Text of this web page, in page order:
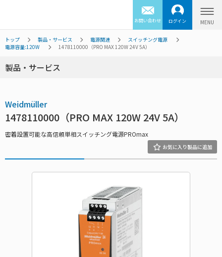
お問い合わせ ログイン
トップ 製品・サービス 電源関連
スイッチング電源
電源容量:120W
1478110000（PRO MAX 120W 24V 5A）
製品・サービス
Weidmüller
1478110000（PRO MAX 120W 24V 5A）
密着設置可能な高信頼単相スイッチング電源PROmax